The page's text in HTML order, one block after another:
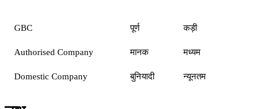
GBC पूर्ण कड़ी
Authorised Company मानक मध्यम
Domestic Company बुनियादी न्यूनतम